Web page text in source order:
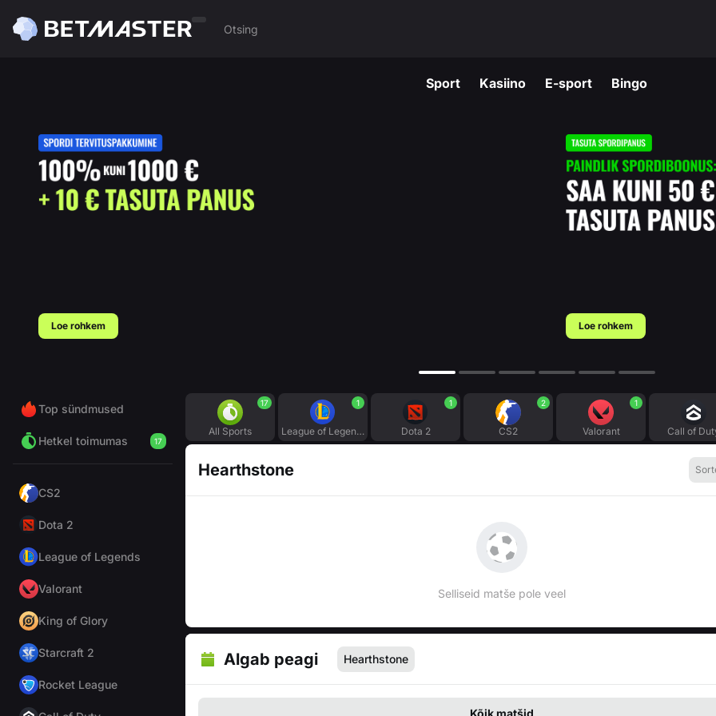
Sport Kasiino E-sport Bingo
Loe rohkem Loe rohkem
Top sündmused
Hetkel toimumas 17
CS2
Dota 2
League of Legends
Valorant
King of Glory
Starcraft 2
Rocket League
All Sports
17
League of Legends
1
Dota 2
1
CS2
2
Valorant
1
Call of
Hearthstone
Selliseid matše pole veel
Algab peagi Hearthstone
Kõik matšid